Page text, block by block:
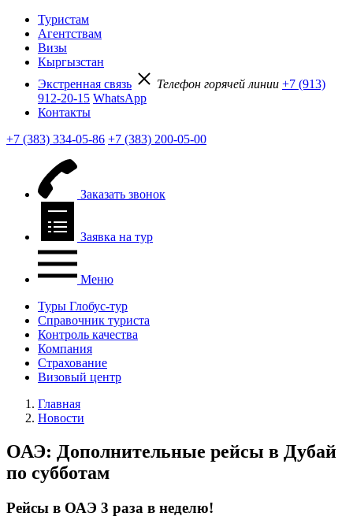
Туристам
Агентствам
Визы
Кыргызстан
Экстренная связь
Телефон горячей линии +7 (913)
912-20-15 WhatsApp
Контакты
+7 (383) 334-05-86 +7 (383) 200-05-00
Заказать звонок
Заявка на тур
Меню
Туры Глобус-тур
Справочник туриста
Контроль качества
Компания
Страхование
Визовый центр
Главная
Новости
ОАЭ: Дополнительные рейсы в Дубай
по субботам
Рейсы в ОАЭ 3 раза в неделю!